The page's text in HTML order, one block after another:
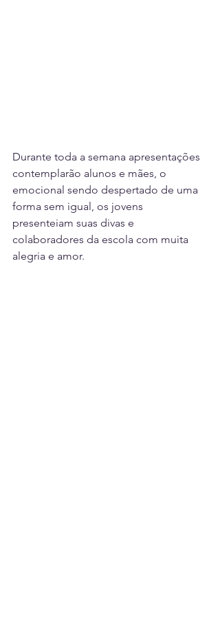
Durante toda a semana apresentações
contemplarão alunos e mães, o
emocional sendo despertado de uma
forma sem igual, os jovens
presenteiam suas divas e
colaboradores da escola com muita
alegria e amor.